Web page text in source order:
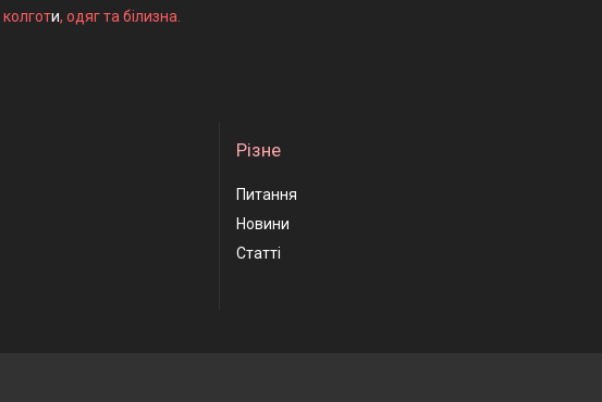
колготи, одяг та білизна.
Різне
Питання
Новини
Статті